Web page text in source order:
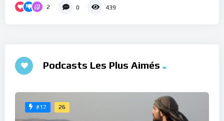
2 0 439
Podcasts Les Plus Aimés
#17 26